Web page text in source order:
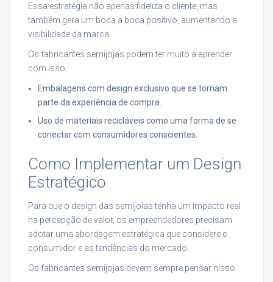
Essa estratégia não apenas fideliza o cliente, mas
também gera um boca a boca positivo, aumentando a
visibilidade da marca.
Os fabricantes semijojas podem ter muito a aprender
com isso.
Embalagens com design exclusivo que se tornam
parte da experiência de compra.
Uso de materiais recicláveis como uma forma de se
conectar com consumidores conscientes.
Como Implementar um Design
Estratégico
Para que o design das semijoias tenha um impacto real
na percepção de valor, os empreendedores precisam
adotar uma abordagem estratégica que considere o
consumidor e as tendências do mercado.
Os fabricantes semijojas devem sempre pensar nisso.